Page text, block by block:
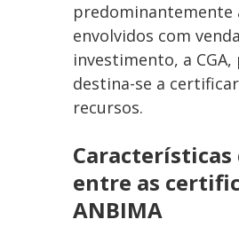
predominantemente
envolvidos com
investimento, a CGA,
destina-se a
recursos.
Características
entre as
ANBIMA